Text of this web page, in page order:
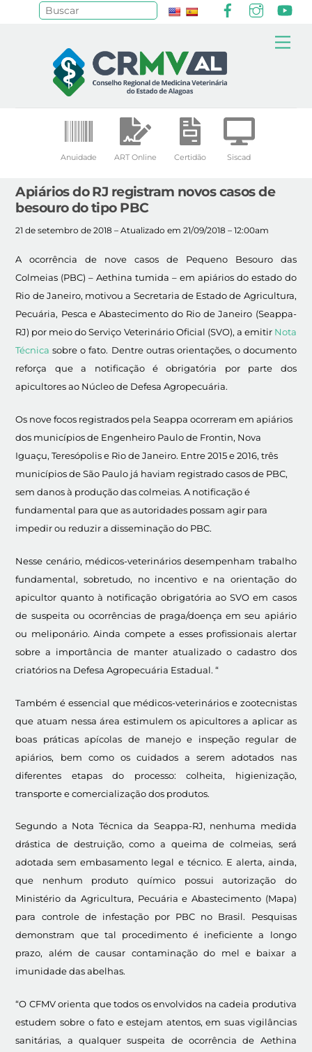
Anuidade ART Online Certidão Siscad
Apiários do RJ registram novos casos de
besouro do tipo PBC
21 de setembro de 2018 – Atualizado em 21/09/2018 – 12:00am
A ocorrência de nove casos de Pequeno Besouro das
Colmeias (PBC) – Aethina tumida – em apiários do estado do
Rio de Janeiro, motivou a Secretaria de Estado de Agricultura,
Pecuária, Pesca e Abastecimento do Rio de Janeiro (Seappa-
RJ) por meio do Serviço Veterinário Oficial (SVO), a emitir Nota
Técnica sobre o fato. Dentre outras orientações, o documento
reforça que a notificação é obrigatória por parte dos
apicultores ao Núcleo de Defesa Agropecuária.
Os nove focos registrados pela Seappa ocorreram em apiários
dos municípios de Engenheiro Paulo de Frontin, Nova
Iguaçu, Teresópolis e Rio de Janeiro. Entre 2015 e 2016, três
municípios de São Paulo já haviam registrado casos de PBC,
sem danos à produção das colmeias. A notificação é
fundamental para que as autoridades possam agir para
impedir ou reduzir a disseminação do PBC.
Nesse cenário, médicos-veterinários desempenham trabalho
fundamental, sobretudo, no incentivo e na orientação do
apicultor quanto à notificação obrigatória ao SVO em casos
de suspeita ou ocorrências de praga/doença em seu apiário
ou meliponário. Ainda compete a esses profissionais alertar
sobre a importância de manter atualizado o cadastro dos
criatórios na Defesa Agropecuária Estadual. “
Também é essencial que médicos-veterinários e zootecnistas
que atuam nessa área estimulem os apicultores a aplicar as
boas práticas apícolas de manejo e inspeção regular de
apiários, bem como os cuidados a serem adotados nas
diferentes etapas do processo: colheita, higienização,
transporte e comercialização dos produtos.
Segundo a Nota Técnica da Seappa-RJ, nenhuma medida
drástica de destruição, como a queima de colmeias, será
adotada sem embasamento legal e técnico. E alerta, ainda,
que nenhum produto químico possui autorização do
Ministério da Agricultura, Pecuária e Abastecimento (Mapa)
para controle de infestação por PBC no Brasil. Pesquisas
demonstram que tal procedimento é ineficiente a longo
prazo, além de causar contaminação do mel e baixar a
imunidade das abelhas.
“O CFMV orienta que todos os envolvidos na cadeia produtiva
estudem sobre o fato e estejam atentos, em suas vigilâncias
sanitárias, a qualquer suspeita de ocorrência de Aethina